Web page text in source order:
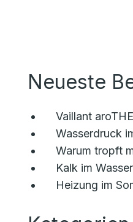
Neueste
Vaillant
Wasserdruck
Warum tropft
Kalk im Wasser
Heizung im